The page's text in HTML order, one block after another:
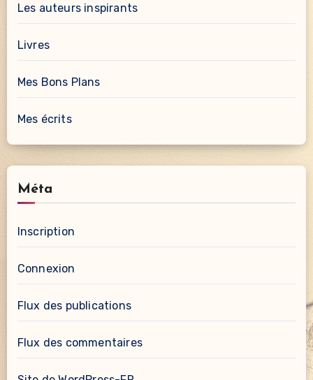
Les auteurs inspirants
Livres
Mes Bons Plans
Mes écrits
Méta
Inscription
Connexion
Flux des publications
Flux des commentaires